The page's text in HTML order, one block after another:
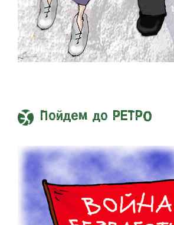
Пойдем до РЕТРО